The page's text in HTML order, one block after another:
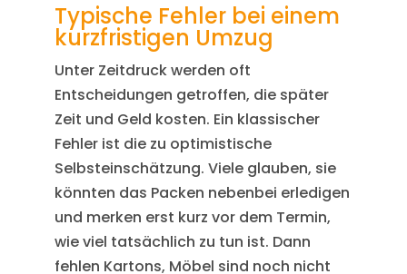
Typische Fehler bei einem
kurzfristigen Umzug
Unter Zeitdruck werden oft
Entscheidungen getroffen, die später
Zeit und Geld kosten. Ein klassischer
Fehler ist die zu optimistische
Selbsteinschätzung. Viele glauben, sie
könnten das Packen nebenbei erledigen
und merken erst kurz vor dem Termin,
wie viel tatsächlich zu tun ist. Dann
fehlen Kartons, Möbel sind noch nicht